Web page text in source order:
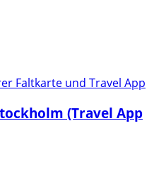
Faltkarte und Travel App
(Travel App